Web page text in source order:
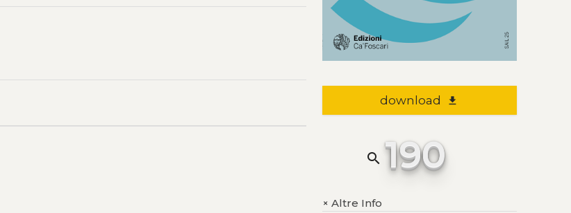
download file_download
search 190
+Altre Info